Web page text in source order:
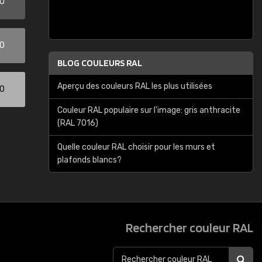
BLOG COULEURS RAL
Aperçu des couleurs RAL les plus utilisées
Couleur RAL populaire sur l'image: gris anthracite
(RAL 7016)
Quelle couleur RAL choisir pour les murs et
plafonds blancs?
Rechercher couleur RAL